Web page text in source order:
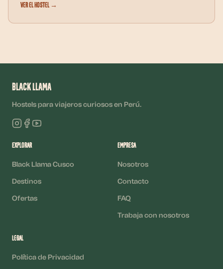
Ver el hostel →
Black Llama
Hostels para viajeros curiosos en Perú.
Explorar
Black Llama Cusco
Destinos
Ofertas
Empresa
Nosotros
Contacto
FAQ
Trabaja con nosotros
Legal
Política de Privacidad